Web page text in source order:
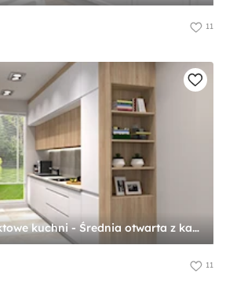
11
Wizualizacje projektowe kuchni - Średnia otwarta z kamiennym blatem szara z zabudowaną lodówką z lodówką wolnostojącą z nablatowym zlewozmywakiem kuchnia jednorzędowa z oknem, styl nowoczesny - zdjęcie od Art.studio
11